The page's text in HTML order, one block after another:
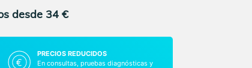
desde 34 €
PRECIOS REDUCIDOS
En consultas, pruebas diagnósticas y